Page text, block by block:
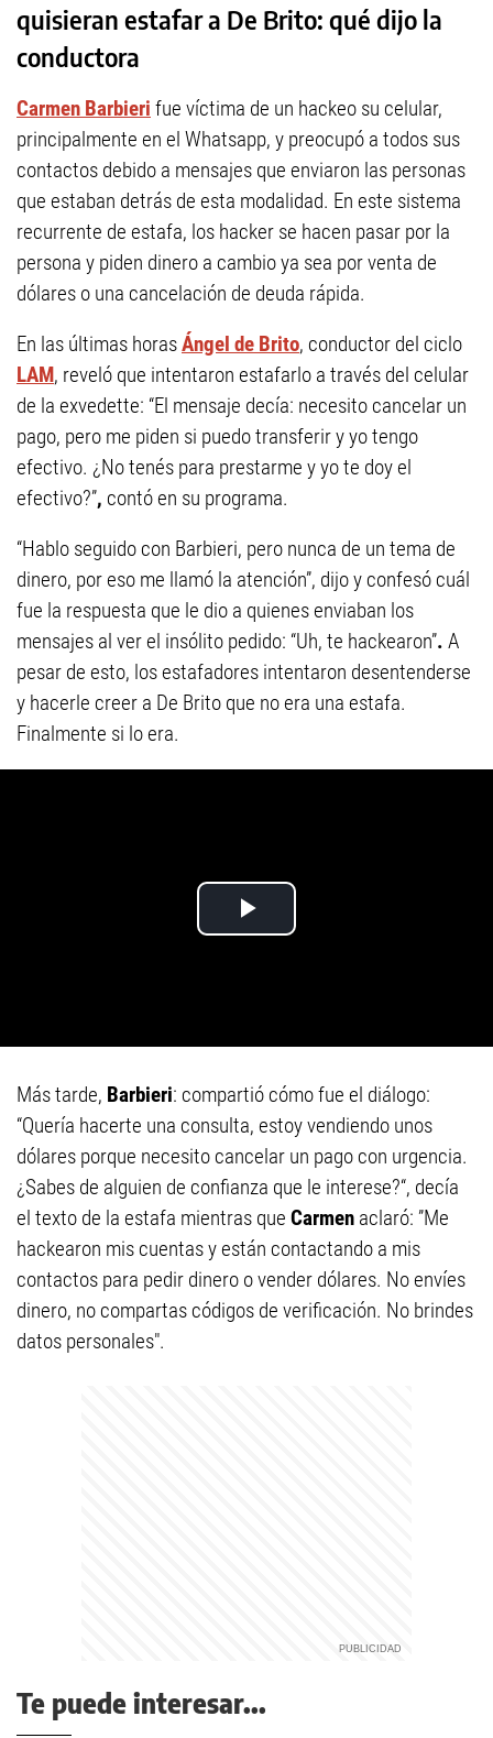
quisieran estafar a De Brito: qué dijo la
conductora
Carmen Barbieri fue víctima de un hackeo su celular,
principalmente en el Whatsapp, y preocupó a todos sus
contactos debido a mensajes que enviaron las personas
que estaban detrás de esta modalidad. En este sistema
recurrente de estafa, los hacker se hacen pasar por la
persona y piden dinero a cambio ya sea por venta de
dólares o una cancelación de deuda rápida.
En las últimas horasÁngel de Brito, conductor del ciclo
LAM, reveló que intentaron estafarlo a través del celular
de la exvedette: “El mensaje decía: necesito cancelar un
pago, pero me piden si puedo transferir y yo tengo
efectivo. ¿No tenés para prestarme y yo te doy el
efectivo?”, contó en su programa.
“Hablo seguido con Barbieri, pero nunca de un tema de
dinero, por eso me llamó la atención”, dijo y confesó cuál
fue la respuesta que le dio a quienes enviaban los
mensajes al ver el insólito pedido: “Uh, te hackearon”. A
pesar de esto, los estafadores intentaron desentenderse
y hacerle creer a De Brito que no era una estafa.
Finalmente si lo era.
Más tarde, Barbieri: compartió cómo fue el diálogo:
“Quería hacerte una consulta, estoy vendiendo unos
dólares porque necesito cancelar un pago con urgencia.
¿Sabes de alguien de confianza que le interese?“, decía
el texto de la estafa mientras que Carmen aclaró: ”Me
hackearon mis cuentas y están contactando a mis
contactos para pedir dinero o vender dólares. No envíes
dinero, no compartas códigos de verificación. No brindes
datos personales".
Te puede interesar...